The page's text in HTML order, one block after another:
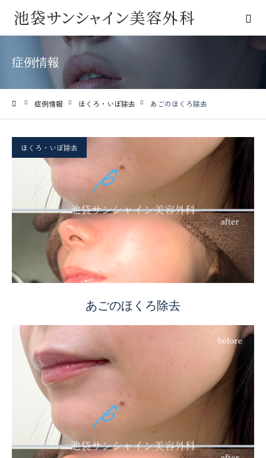
症例情報
症例情報 ほくろ・いぼ除去 あごのほくろ除去
ほくろ・いぼ除去
あごのほくろ除去